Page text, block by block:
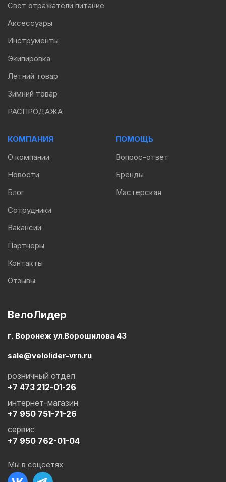
ВелоЛидер
г. Воронеж ул.Ворошилова 43
sale@velolider-vrn.ru
+7 473 212-01-26
розничный отдел
+7 950 751-71-26
интернет-магазин
+7 950 762-01-04
сервис
Мы в соцсетях
Свет отражатели питание
Аксессуары
Инструменты
Экипировка
Летний товар
Зимний товар
РАСПРОДАЖА
КОМПАНИЯ
О компании
Новости
Блог
Сотрудники
Вакансии
Партнеры
Контакты
Отзывы
ПОМОЩЬ
Вопрос-ответ
Бренды
Мастерская